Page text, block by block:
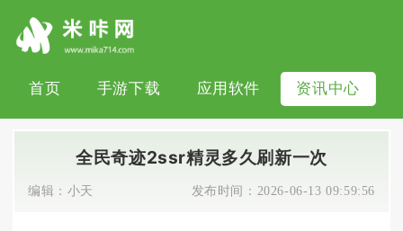
首页 手游下载 应用软件 资讯中心
全民奇迹2ssr精灵多久刷新一次
编辑： 小天 发布时间： 2026-06-13 09:59:56